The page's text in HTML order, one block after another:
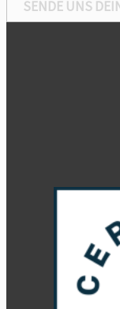
SENDE UNS